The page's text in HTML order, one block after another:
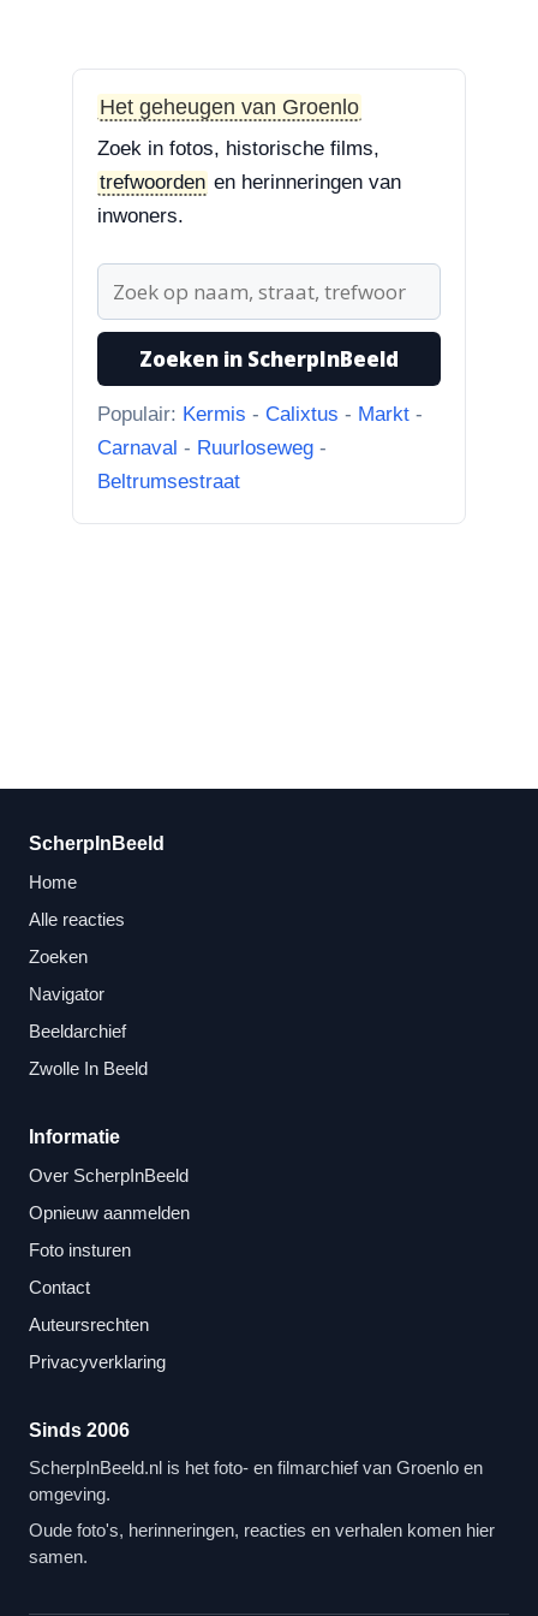
“Treurbeuk op het ravelijn
Styrum. Pracht boom!”
3-8-2026
Zoekplaatjes uit Grolle
“Nog een tip. Deze buurman
“naar...”
1-8-2026
Koningssteeg met parkeerterrein
Het geheugen van Groenlo
Zoek in fotos, historische films,
trefwoorden en herinneringen van
inwoners.
Zoeken in ScherpInBeeld
Populair: Kermis - Calixtus - Markt -
Carnaval - Ruurloseweg -
Beltrumsestraat
ScherpInBeeld
Home
Alle reacties
Zoeken
Navigator
Beeldarchief
Zwolle In Beeld
Informatie
Over ScherpInBeeld
Opnieuw aanmelden
Foto insturen
Contact
Auteursrechten
Privacyverklaring
Sinds 2006
ScherpInBeeld.nl is het foto- en filmarchief van Groenlo en
omgeving.
Oude foto's, herinneringen, reacties en verhalen komen hier
samen.